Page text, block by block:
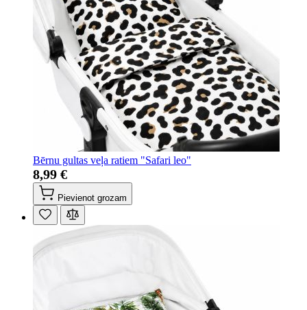
Bērnu gultas veļa ratiem "Safari leo"
8,99 €
Pievienot grozam